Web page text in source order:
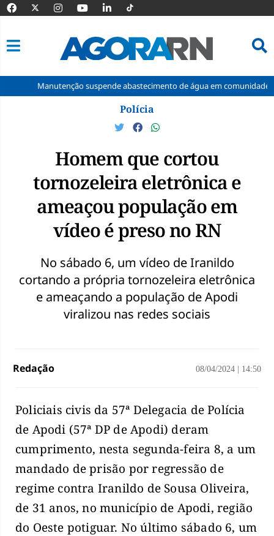
suspende abastecimento de água em comunidades rurais de
Polícia
Homem que cortou
tornozeleira eletrônica e
ameaçou população em
vídeo é preso no RN
No sábado 6, um vídeo de Iranildo
cortando a própria tornozeleira eletrônica
e ameaçando a população de Apodi
viralizou nas redes sociais
Redação 08/04/2024 14:50
Policiais civis da 57ª Delegacia de Polícia
de Apodi (57ª DP de Apodi) deram
cumprimento, nesta segunda-feira 8, a um
mandado de prisão por regressão de
regime contra Iranildo de Sousa Oliveira,
de 31 anos, no município de Apodi, região
do Oeste potiguar. No último sábado 6, um